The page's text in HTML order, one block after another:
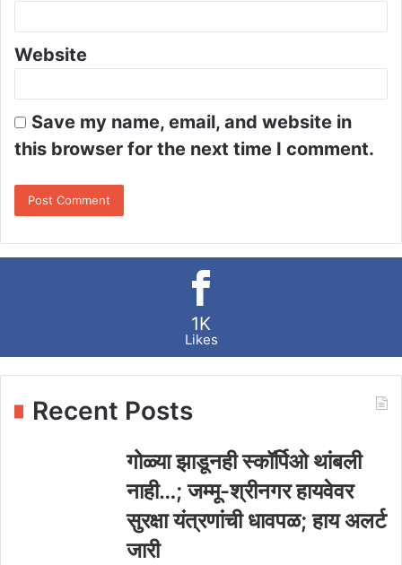
Website
Save my name, email, and website in
this browser for the next time I comment.
1K
Likes
Recent Posts
गोळ्या झाडूनही स्कॉर्पिओ थांबली
नाही…; जम्मू-श्रीनगर हायवेवर
सुरक्षा यंत्रणांची धावपळ; हाय अलर्ट
जारी